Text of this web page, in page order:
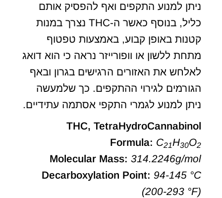
ניתן למנוע התקפים ואף להפסיק אותם
כליל, בנוסף כאשר ה-THC נצרך במנות
קטנות באופן קבוע, באמצעות טפטוף
מתחת ללשון או וופורייזר נראה כי הוא דואג
לאלחש את האזורים הרגישים בגרון ובאף
הגורמים לגירוי ההתקפים. כך שלמעשה
ניתן למנוע לגמרי התקפי אסתמה עתידיים.
THC, TetraHydroCannabinol
Formula: C21H30O2
Molecular Mass: 314.2246g/mol
Decarboxylation Point: 94-145 °C
(200-293 °F)